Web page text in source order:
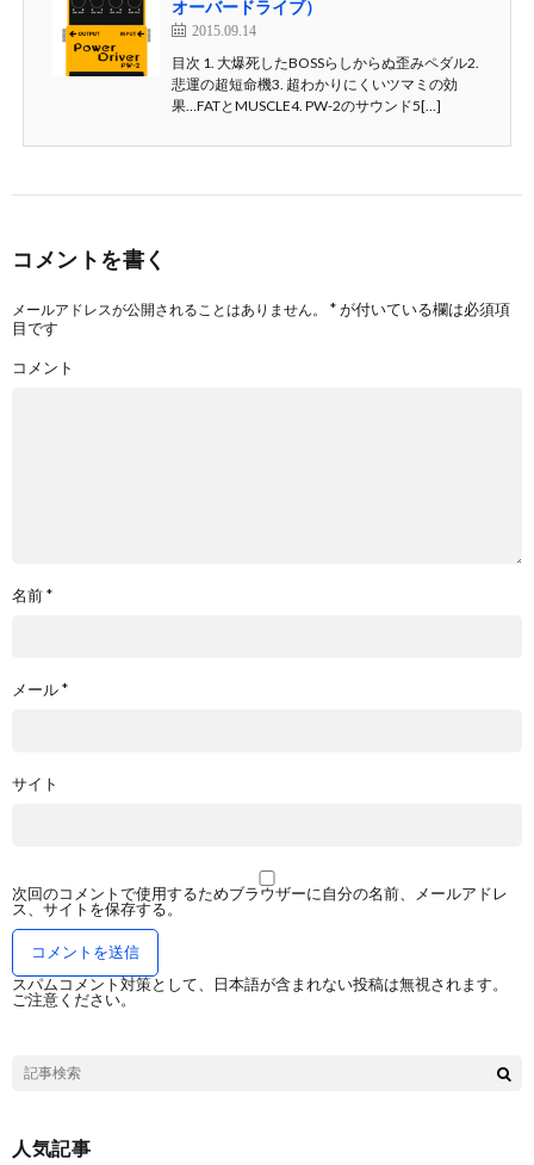
オーバードライブ）
2015.09.14
目次 1. 大爆死したBOSSらしからぬ歪みペダル2.
悲運の超短命機3. 超わかりにくいツマミの効
果…FATとMUSCLE4. PW-2のサウンド5[…]
コメントを書く
メールアドレスが公開されることはありません。 *が付いている欄は必須項
目です
コメント
名前*
メール*
サイト
次回のコメントで使用するためブラウザーに自分の名前、メールアドレ
ス、サイトを保存する。
スパムコメント対策として、日本語が含まれない投稿は無視されます。
ご注意ください。
人気記事